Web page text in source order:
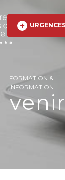
FORMATION &
INFORMATION
venir